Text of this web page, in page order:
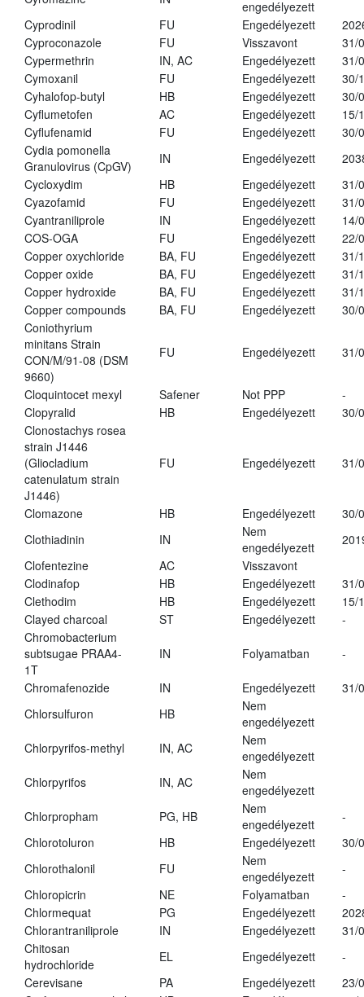
engedélyezett
Cyprodinil
FU Engedélyezett
Cyproconazole
FU Visszavont
31/
Cypermethrin
IN, AC Engedélyezett
31/
Cymoxanil
FU Engedélyezett
30/
Cyhalofop-butyl
HB Engedélyezett
30/
Cyflumetofen
AC Engedélyezett
15/
Cyflufenamid
FU Engedélyezett
30/
Cydia pomonella
Granulovirus (CpGV)
IN Engedélyezett
Cycloxydim
HB Engedélyezett
31/
Cyazofamid
FU Engedélyezett
31/
Cyantraniliprole
IN Engedélyezett
14/
COS-OGA
FU Engedélyezett
22/
Copper oxychloride
BA, FU Engedélyezett
31/
Copper oxide
BA, FU Engedélyezett
31/
Copper hydroxide
BA, FU Engedélyezett
31/
Copper compounds
BA, FU Engedélyezett
30/
Coniothyrium
minitans Strain
CON/M/91-08 (DSM
9660)
FU Engedélyezett 31/
Cloquintocet mexyl Safener Not PPP
-
Clopyralid
HB Engedélyezett
30/
Clonostachys rosea
strain J1446
(Gliocladium
catenulatum strain
J1446)
FU Engedélyezett 31/
Clomazone HB Engedélyezett
30/
Clothiadinin
IN
Nem
engedélyezett
Clofentezine
AC
Visszavont
Clodinafop
HB Engedélyezett
31/
Clethodim
HB Engedélyezett
15/
Clayed charcoal
ST Engedélyezett
-
Chromobacterium
subtsugae PRAA4-
1T
IN Folyamatban -
Chromafenozide IN Engedélyezett
31/
Chlorsulfuron
HB
Nem
engedélyezett
Chlorpyrifos-methyl
IN, AC
Nem
engedélyezett
Chlorpyrifos
IN, AC
Nem
engedélyezett
Chlorpropham
PG, HB
Nem
engedélyezett
-
Chlorotoluron
HB Engedélyezett
30/
Chlorothalonil
FU
Nem
engedélyezett
-
Chloropicrin
NE Folyamatban
-
Chlormequat
PG Engedélyezett
Chlorantraniliprole
IN Engedélyezett
31/
Chitosan
hydrochloride
EL Engedélyezett
-
Cerevisane
PA Engedélyezett
23/